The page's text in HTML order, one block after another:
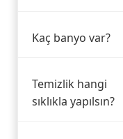
Kaç banyo var?
Temizlik hangi
sıklıkla yapılsın?